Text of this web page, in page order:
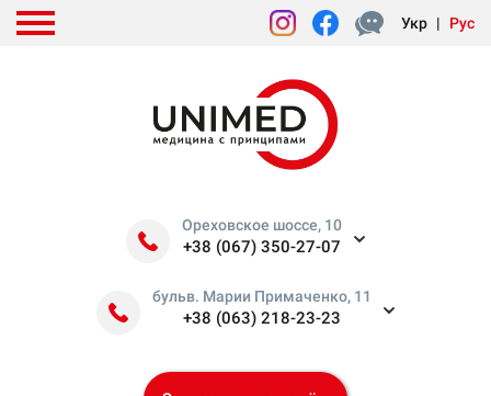
Укр | Рус
Ореховское шоссе, 10
+38 (067) 350-27-07
бульв. Марии Примаченко, 11
+38 (063) 218-23-23